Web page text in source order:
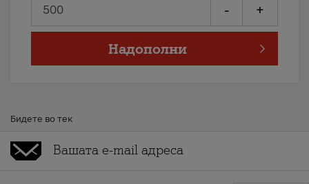
- +
Надополни
Бидете во тек